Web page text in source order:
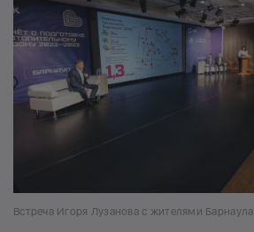
Встреча Игоря Лузанова с жителями Барнаула